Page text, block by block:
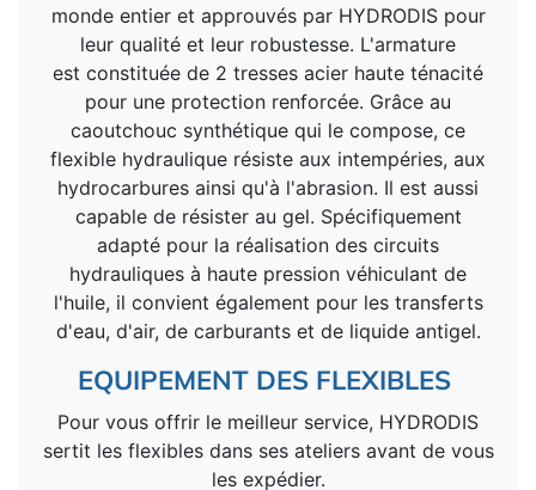
monde entier et approuvés par HYDRODIS pour
leur qualité et leur robustesse. L'armature
est constituée de 2 tresses acier haute ténacité
pour une protection renforcée. Grâce au
caoutchouc synthétique qui le compose, ce
flexible hydraulique résiste aux intempéries, aux
hydrocarbures ainsi qu'à l'abrasion. Il est aussi
capable de résister au gel. Spécifiquement
adapté pour la réalisation des circuits
hydrauliques à haute pression véhiculant de
l'huile, il convient également pour les transferts
d'eau, d'air, de carburants et de liquide antigel.
EQUIPEMENT DES FLEXIBLES
Pour vous offrir le meilleur service, HYDRODIS
sertit les flexibles dans ses ateliers avant de vous
les expédier.